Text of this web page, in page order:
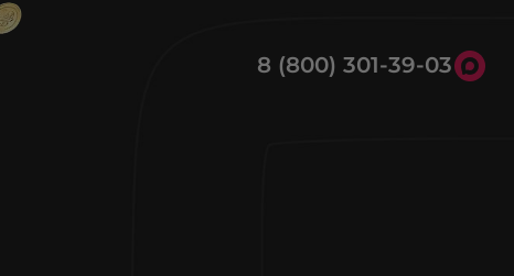
8 (800) 301-39-03